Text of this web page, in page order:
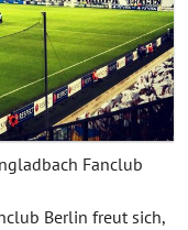
Fanclub
Berlin freut sich,